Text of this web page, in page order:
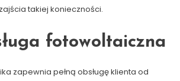
takiej konieczności.
fotowoltaiczna
zapewnia pełną obsługę klienta od